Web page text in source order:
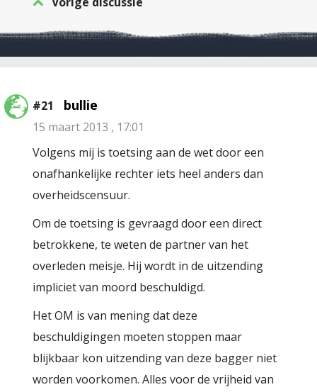
#21 bullie
15 maart 2013 , 17:01
Volgens mij is toetsing aan de wet door een
onafhankelijke rechter iets heel anders dan
overheidscensuur.
Om de toetsing is gevraagd door een direct
betrokkene, te weten de partner van het
overleden meisje. Hij wordt in de uitzending
impliciet van moord beschuldigd.
Het OM is van mening dat deze
beschuldigingen moeten stoppen maar
blijkbaar kon uitzending van deze bagger niet
worden voorkomen. Alles voor de vrijheid van